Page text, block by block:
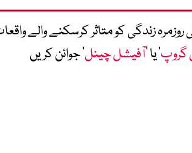
روزمرہ زندگی کو متاثر کرسکنے والے
گروپ‘ یا ’آفیشل چینل‘ جوائن کریں